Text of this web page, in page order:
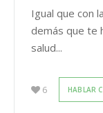
Igual que con
demás que te
salud...
6 HABLAR